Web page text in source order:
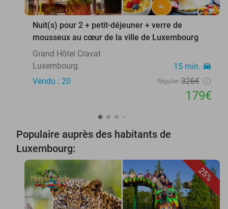
Nuit(s) pour 2 + petit-déjeuner + verre de
mousseux au cœur de la ville de Luxembourg
Grand Hôtel Cravat
Luxembourg
15 min. directions_car
Vendu : 20 Régulier 326€
179€
Populaire auprès des habitants de
Luxembourg:
25%